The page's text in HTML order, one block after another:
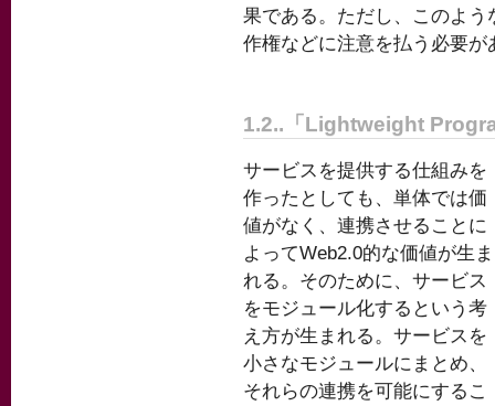
果である。ただし、このよ
作権などに注意を払う必要が
1.2..「Lightweight
サービスを提供する仕組みを
作ったとしても、単体では価
値がなく、連携させることに
よってWeb2.0的な価値が生ま
れる。そのために、サービス
をモジュール化するという考
え方が生まれる。サービスを
小さなモジュールにまとめ、
それらの連携を可能にするこ